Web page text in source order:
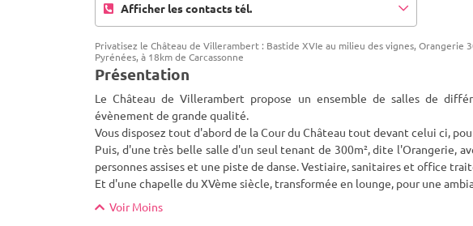
Afficher les contacts tél.
Privatisez le Château de Villerambert : Bastide XVIe au milieu des vignes, Orangerie
Pyrénées, à 18km de Carcassonne
Présentation
Le Château de Villerambert propose un ensemble de salles de
évènement de grande qualité.
Vous disposez tout d'abord de la Cour du Château tout devant celui ci,
Puis, d'une très belle salle d'un seul tenant de 300m², dite l'Orangerie,
personnes assises et une piste de danse. Vestiaire, sanitaires et office
Et d'une chapelle du XVème siècle, transformée en lounge, pour une
Voir Moins